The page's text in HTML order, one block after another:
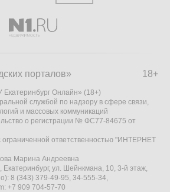
18+
порталов»
Онлайн» (18+)
службой по надзору в сфере связи,
и массовых коммуникаций
о регистрации № ФС77-84675 от
ответственностью "ИНТЕРНЕТ
Марина Андреевна
ул. Шейнкмана, 10, 3-й этаж,
8 (343) 379-49-95, 34-555-34,
+7 909 704-57-70